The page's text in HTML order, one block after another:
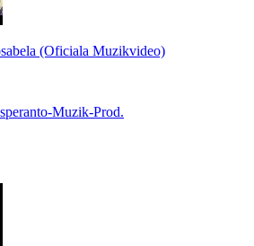
(Oficiala Muzikvideo)
Muzik-Prod.